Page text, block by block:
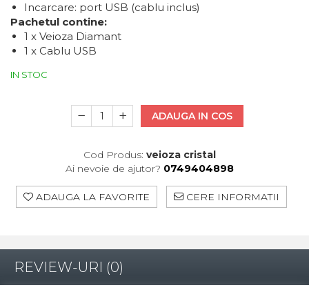
Incarcare: port USB (cablu inclus)
Pachetul contine:
1 x Veioza Diamant
1 x Cablu USB
IN STOC
ADAUGA IN COS
Cod Produs: veioza cristal
Ai nevoie de ajutor? 0749404898
ADAUGA LA FAVORITE CERE INFORMATII
REVIEW-URI (0)